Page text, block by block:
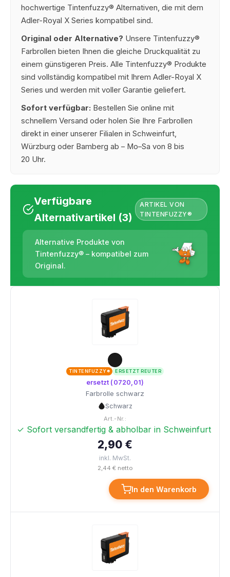
hochwertige Tintenfuzzy® Alternativen, die mit dem
Adler-Royal X Series kompatibel sind.
Original oder Alternative? Unsere Tintenfuzzy®
Farbrollen bieten Ihnen die gleiche Druckqualität zu
einem günstigeren Preis. Alle Tintenfuzzy® Produkte
sind vollständig kompatibel mit Ihrem Adler-Royal X
Series und werden mit voller Garantie geliefert.
Sofort verfügbar: Bestellen Sie online mit
schnellem Versand oder holen Sie Ihre Farbrollen
direkt in einer unserer Filialen in Schweinfurt,
Würzburg oder Bamberg ab – Mo–Sa von 8 bis
20 Uhr.
Verfügbare
Alternativartikel (3)
ARTIKEL VON
TINTENFUZZY®
Alternative Produkte von
Tintenfuzzy® – kompatibel zum
Original.
TINTENFUZZY® ERSETZT REUTER
ersetzt (0720,01)
Farbrolle schwarz
Schwarz
Art.-Nr.:
✓ Sofort versandfertig & abholbar in Schweinfurt
2,90 €
inkl. MwSt.
2,44 € netto
In den Warenkorb